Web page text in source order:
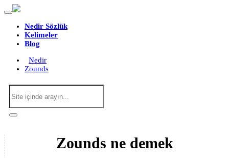
Nedir Sözlük
Kelimeler
Blog
Nedir
Zounds
Zounds ne demek